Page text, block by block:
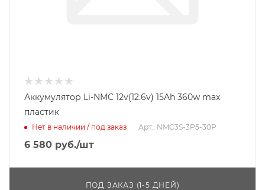
Аккумулятор Li-NMC 12v(12.6v) 15Ah 360w max
пластик
Нет в наличии / под заказ Арт.: NMC3S-3P5-30P
6 580 руб./шт
ПОД ЗАКАЗ (1-5 ДНЕЙ)